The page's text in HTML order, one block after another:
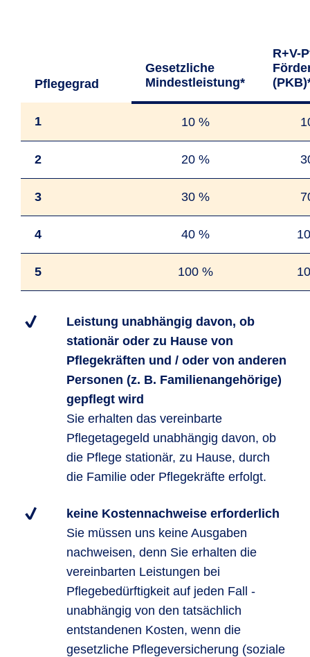
Pflege­grad
Gesetzliche
Mindestleistung*
R+V-
1 10 %
2 20 %
3 30 %
4 40 %
5 100 %
Leistung unabhängig davon, ob
stationär oder zu Hause von
Pflegekräften und / oder von anderen
Personen (z. B. Familienangehörige)
gepflegt wird
Sie erhalten das vereinbarte
Pflegetagegeld unabhängig davon, ob
die Pflege stationär, zu Hause, durch
die Familie oder Pflegekräfte erfolgt.
keine Kostennachweise erforderlich
Sie müssen uns keine Ausgaben
nachweisen, denn Sie erhalten die
vereinbarten Leistungen bei
Pflegebedürftigkeit auf jeden Fall -
unabhängig von den tatsächlich
entstandenen Kosten, wenn die
gesetzliche Pflegeversicherung (soziale